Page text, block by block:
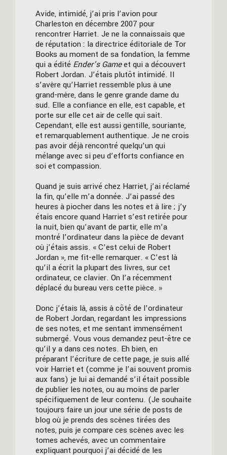
Avide, intimidé, j’ai pris l’avion pour
Charleston en décembre 2007 pour
rencontrer Harriet. Je ne la connaissais que
de réputation : la directrice éditoriale de Tor
Books au moment de sa fondation, la femme
qui a édité Ender’s Gameet qui a découvert
Robert Jordan. J’étais plutôt intimidé. Il
s’avère qu’Harriet ressemble plus à une
grand-mère, dans le genre grande dame du
sud. Elle a confiance en elle, est capable, et
porte sur elle cet air de celle qui sait.
Cependant, elle est aussi gentille, souriante,
et remarquablement authentique. Je ne crois
pas avoir déjà rencontré quelqu’un qui
mélange avec si peu d’efforts confiance en
soi et compassion.
Quand je suis arrivé chez Harriet, j’ai réclamé
la fin, qu’elle m’a donnée. J’ai passé des
heures à piocher dans les notes et à lire ; j’y
étais encore quand Harriet s’est retirée pour
la nuit, bien qu’avant de partir, elle m’a
montré l’ordinateur dans la pièce de devant
où j’étais assis. « C’est celui de Robert
Jordan », me fit-elle remarquer. « C’est là
qu’il a écrit la plupart des livres, sur cet
ordinateur, ce clavier. On l’a récemment
déplacé du bureau vers cette pièce. »
Donc j’étais là, assis à côté de l’ordinateur
de Robert Jordan, regardant les impressions
de ses notes, et me sentant immensément
submergé. Vous vous demandez peut-être ce
qu’il y a dans ces notes. Eh bien, en
préparant l’écriture de cette page, je suis allé
voir Harriet et (comme je l’ai souvent promis
aux fans) je lui ai demandé s’il était possible
de publier les notes, ou au moins de parler
spécifiquement de leur contenu. (Je souhaite
toujours faire un jour une série de posts de
blog où je prends des scènes tirées des
notes, puis je compare ces scènes avec les
tomes achevés, avec un commentaire
expliquant pourquoi j’ai décidé de les